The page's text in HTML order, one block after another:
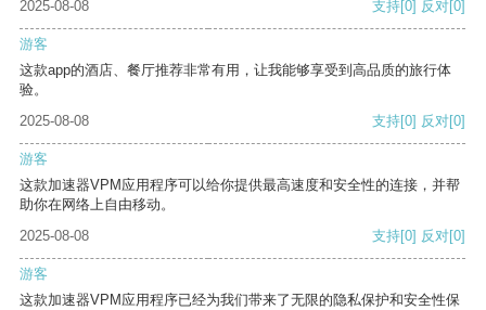
2025-08-08 支持[0] 反对[0]
游客
这款app的酒店、餐厅推荐非常有用，让我能够享受到高品质的旅行体
验。
2025-08-08
支持[0] 反对[0]
游客
这款加速器VPM应用程序可以给你提供最高速度和安全性的连接，并帮
助你在网络上自由移动。
2025-08-08
支持[0] 反对[0]
游客
这款加速器VPM应用程序已经为我们带来了无限的隐私保护和安全性保